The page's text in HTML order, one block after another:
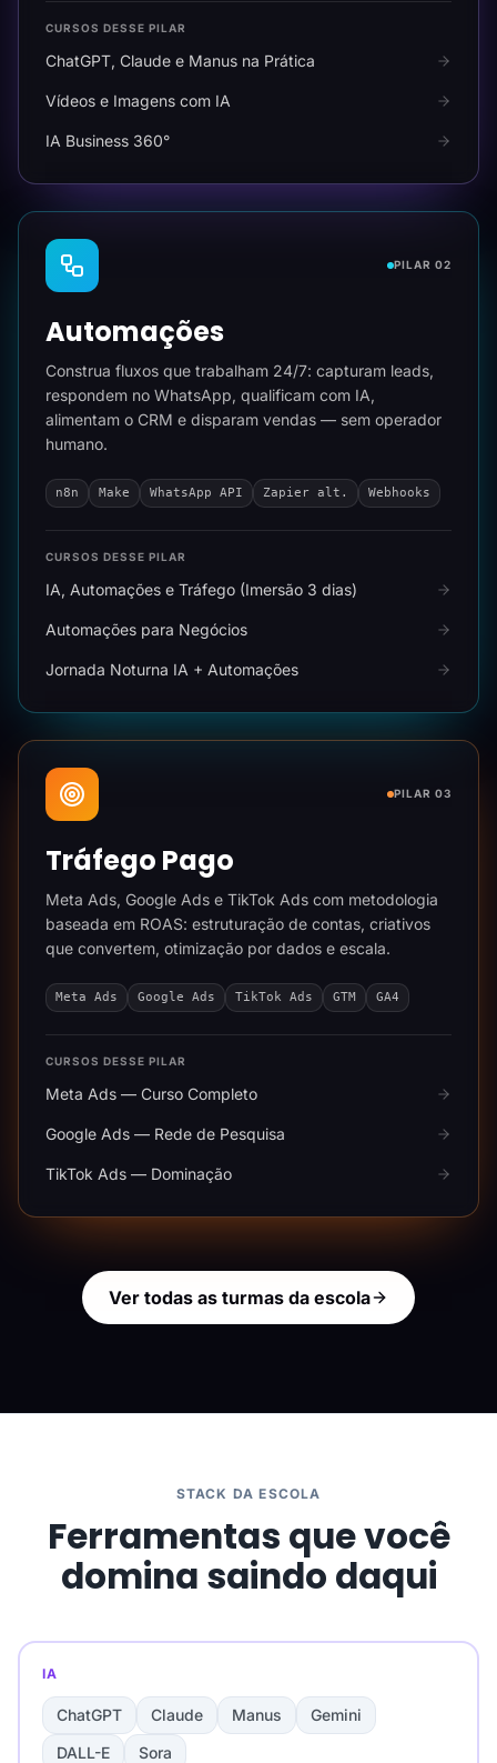
CURSOS DESSE PILAR
ChatGPT, Claude e Manus na Prática
Vídeos e Imagens com IA
IA Business 360°
PILAR 02
Automações
Construa fluxos que trabalham 24/7: capturam leads,
respondem no WhatsApp, qualificam com IA,
alimentam o CRM e disparam vendas — sem operador
humano.
n8n Make WhatsApp API Zapier alt. Webhooks
CURSOS DESSE PILAR
IA, Automações e Tráfego (Imersão 3 dias)
Automações para Negócios
Jornada Noturna IA + Automações
PILAR 03
Tráfego Pago
Meta Ads, Google Ads e TikTok Ads com metodologia
baseada em ROAS: estruturação de contas, criativos
que convertem, otimização por dados e escala.
Meta Ads Google Ads TikTok Ads GTM GA4
CURSOS DESSE PILAR
Meta Ads — Curso Completo
Google Ads — Rede de Pesquisa
TikTok Ads — Dominação
Ver todas as turmas da escola
STACK DA ESCOLA
Ferramentas que você
domina saindo daqui
IA
ChatGPT Claude Manus
Gemini
DALL-E
Sora